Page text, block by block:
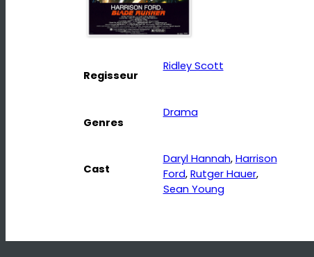
Regisseur
Ridley Scott
Genres
Drama
Cast
Daryl Hannah, Harrison
Ford, Rutger Hauer,
Sean Young